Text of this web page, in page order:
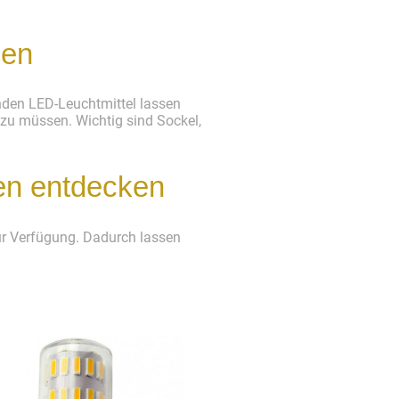
LED-Leuchtmittel lassen
müssen. Wichtig sind Sockel,
entdecken
Verfügung. Dadurch lassen